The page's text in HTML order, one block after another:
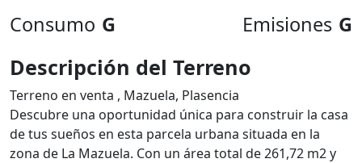
Consumo G Emisiones G
Descripción del Terreno
Terreno en venta , Mazuela, Plasencia
Descubre una oportunidad única para construir la casa
de tus sueños en esta parcela urbana situada en la
zona de La Mazuela. Con un área total de 261,72 m2 y